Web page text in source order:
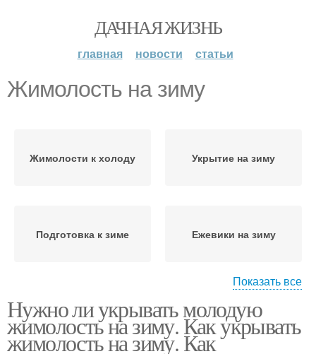
ДАЧНАЯ ЖИЗНЬ
главная новости статьи
Жимолость на зиму
Жимолости к холоду Укрытие на зиму
Подготовка к зиме Ежевики на зиму
Голубика на зиму Старая жимолость
Показать все
Нужно ли укрывать молодую
жимолость на зиму. Как укрывать
жимолость на зиму. Как